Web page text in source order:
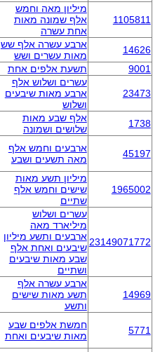
1105811
מיליון מאה וחמש
אלף שמונה מאות
אחת עשרה
14626
ארבע עשרה אלף שש
מאות עשרים ושש
9001
תשעת אלפים אחת
23473
עשרים ושלוש אלף
ארבע מאות שיבעים
ושלוש
1738
אלף שבע מאות
שלושים ושמונה
45197
ארבעים וחמש אלף
מאה תשעים ושבע
1965002
מיליון תשע מאות
שישים וחמש אלף
שתיים
23149071772
עשרים ושלוש
מיליארד מאה
ארבעים ותשע מיליון
שיבעים ואחת אלף
שבע מאות שיבעים
ושתיים
14969
ארבע עשרה אלף
תשע מאות שישים
ותשע
5771
חמשת אלפים שבע
מאות שיבעים ואחת